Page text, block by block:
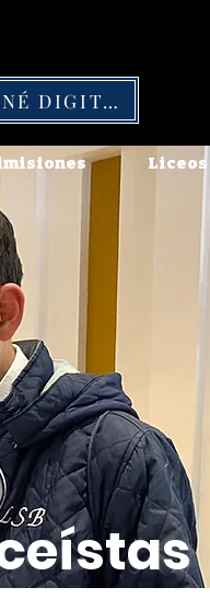
CARNÉ DIGITAL
Liceos